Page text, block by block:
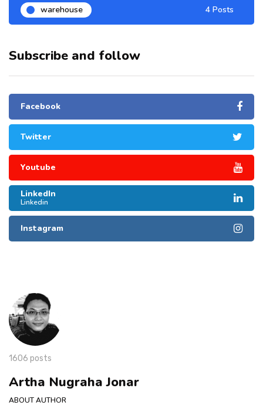
warehouse 4 Posts
Subscribe and follow
Facebook
Twitter
Youtube
LinkedIn
Linkedin
Instagram
1606 posts
Artha Nugraha Jonar
ABOUT AUTHOR